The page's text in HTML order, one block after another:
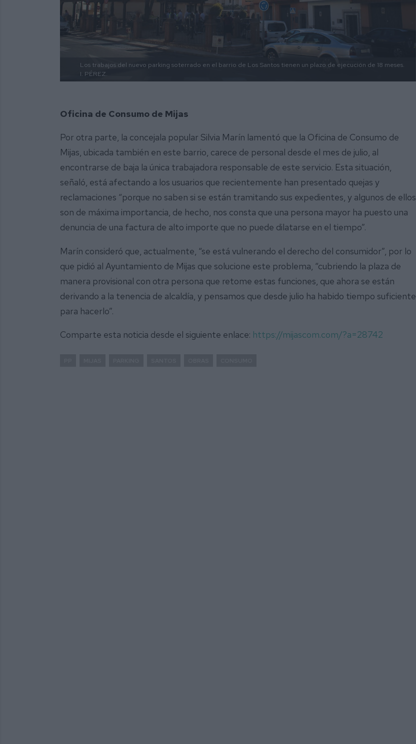
Los trabajos del nuevo parking soterrado en el barrio de Los Santos tienen un plazo de ejecución de 18 meses.
I. PÉREZ.
Oficina de Consumo de Mijas
Por otra parte, la concejala popular Silvia Marín lamentó que la Oficina de Consumo de
Mijas, ubicada también en este barrio, carece de personal desde el mes de julio, al
encontrarse de baja la única trabajadora responsable de este servicio. Esta situación,
señaló, está afectando a los usuarios que recientemente han presentado quejas y
reclamaciones “porque no saben si se están tramitando sus expedientes, y algunos de ellos
son de máxima importancia, de hecho, nos consta que una persona mayor ha puesto una
denuncia de una factura de alto importe que no puede dilatarse en el tiempo”.
Marín consideró que, actualmente, “se está vulnerando el derecho del consumidor”, por lo
que pidió al Ayuntamiento de Mijas que solucione este problema, “cubriendo la plaza de
manera provisional con otra persona que retome estas funciones, que ahora se están
derivando a la tenencia de alcaldía, y pensamos que desde julio ha habido tiempo suficiente
para hacerlo”.
Comparte esta noticia desde el siguiente enlace: https://mijascom.com/?a=28742